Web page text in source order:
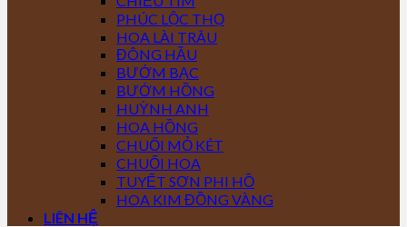
PHÚC LỘC THỌ
HOA LÀI TRÂU
ĐÔNG HẦU
BƯỚM BẠC
BƯỚM HỒNG
HUỲNH ANH
HOA HỒNG
CHUỐI MỎ KÉT
CHUỐI HOA
TUYẾT SƠN PHI HỒ
HOA KIM ĐỒNG VÀNG
LIÊN HỆ